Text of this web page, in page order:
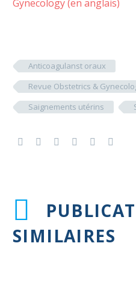
Gynecology (en anglais)
Anticoagulanst oraux
Revue Obstetrics &
Saignements utérins
SIMILAIRES